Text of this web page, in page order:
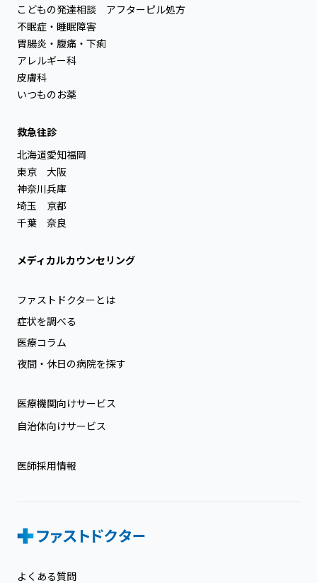
こどもの発達相談
不眠症・睡眠障害
胃腸炎・腹痛・下痢
アレルギー科
皮膚科
いつものお薬
アフターピル処方
救急往診
北海道
東京
神奈川
埼玉
千葉
愛知
大阪
兵庫
京都
奈良
福岡
メディカルカウンセリング
ファストドクターとは
症状を調べる
医療コラム
夜間・休日の病院を探す
医療機関向けサービス
自治体向けサービス
医師採用情報
よくある質問